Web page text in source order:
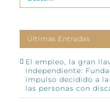
Últimas Entradas
El empleo, la gran
independiente:
impulso decidido a
las personas con